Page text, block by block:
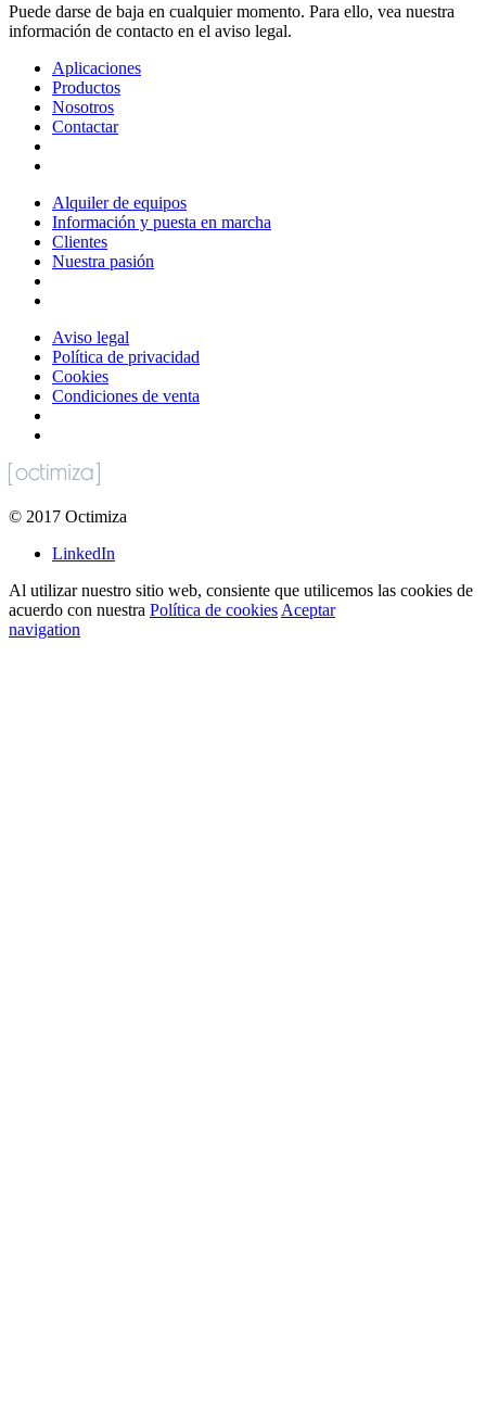
Puede darse de baja en cualquier momento. Para ello, vea nuestra
información de contacto en el aviso legal.
Aplicaciones
Productos
Nosotros
Contactar
Alquiler de equipos
Información y puesta en marcha
Clientes
Nuestra pasión
Aviso legal
Política de privacidad
Cookies
Condiciones de venta
© 2017 Octimiza
LinkedIn
Al utilizar nuestro sitio web, consiente que utilicemos las cookies de
acuerdo con nuestra Política de cookies Aceptar
navigation